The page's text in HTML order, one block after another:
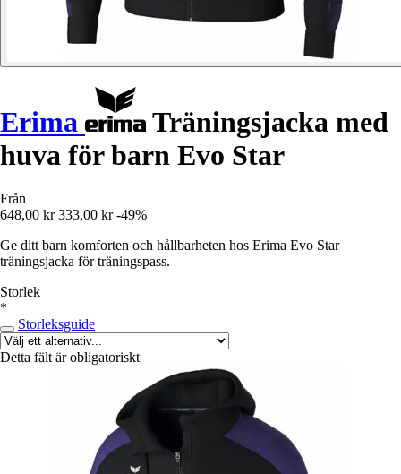
Erima
Träningsjacka med
huva för barn Evo Star
Från
648,00 kr 333,00 kr -49%
Ge ditt barn komforten och hållbarheten hos Erima Evo Star
träningsjacka för träningspass.
Storlek
*
Storleksguide
Detta fält är obligatoriskt